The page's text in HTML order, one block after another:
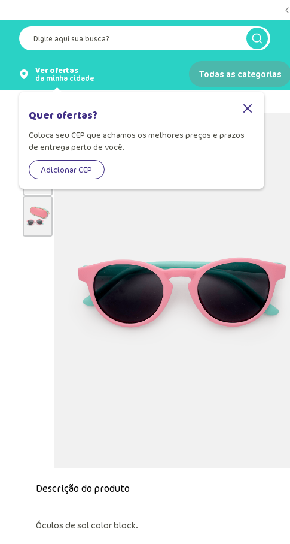
Digite aqui sua busca?
Ver ofertas
da minha cidade
Quer ofertas?
Coloca seu CEP que achamos os melhores preços e prazos
de entrega perto de você.
Adicionar CEP
Todas as categorias
Descrição do produto
Óculos de sol color block.